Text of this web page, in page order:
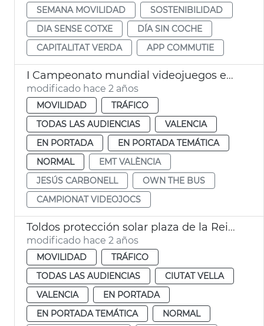
SEMANA MOVILIDAD
SOSTENIBILIDAD
DIA SENSE COTXE
DÍA SIN COCHE
CAPITALITAT VERDA
APP COMMUTIE
I Campeonato mundial videojuegos en transporte público EMT València
modificado hace 2 años
MOVILIDAD
TRÁFICO
TODAS LAS AUDIENCIAS
VALENCIA
EN PORTADA
EN PORTADA TEMÁTICA
NORMAL
EMT VALÈNCIA
JESÚS CARBONELL
OWN THE BUS
CAMPIONAT VIDEOJOCS
Toldos protección solar plaza de la Reina
modificado hace 2 años
MOVILIDAD
TRÁFICO
TODAS LAS AUDIENCIAS
CIUTAT VELLA
VALENCIA
EN PORTADA
EN PORTADA TEMÁTICA
NORMAL